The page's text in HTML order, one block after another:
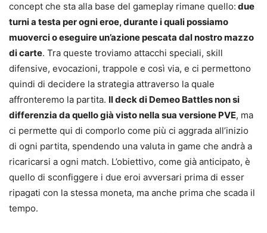
concept che sta alla base del gameplay rimane quello: due
turni a testa per ogni eroe, durante i quali possiamo
muoverci o eseguire un’azione pescata dal nostro mazzo
di carte. Tra queste troviamo attacchi speciali, skill
difensive, evocazioni, trappole e così via, e ci permettono
quindi di decidere la strategia attraverso la quale
affronteremo la partita. Il deck di Demeo Battles non si
differenzia da quello già visto nella sua versione PVE, ma
ci permette qui di comporlo come più ci aggrada all’inizio
di ogni partita, spendendo una valuta in game che andrà a
ricaricarsi a ogni match. L’obiettivo, come già anticipato, è
quello di sconfiggere i due eroi avversari prima di esser
ripagati con la stessa moneta, ma anche prima che scada il
tempo.